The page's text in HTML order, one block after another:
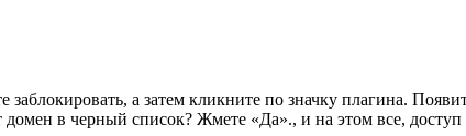
а затем кликните по значку плагина.
в черный список? Жмете «Да»., и на этом все, доступ